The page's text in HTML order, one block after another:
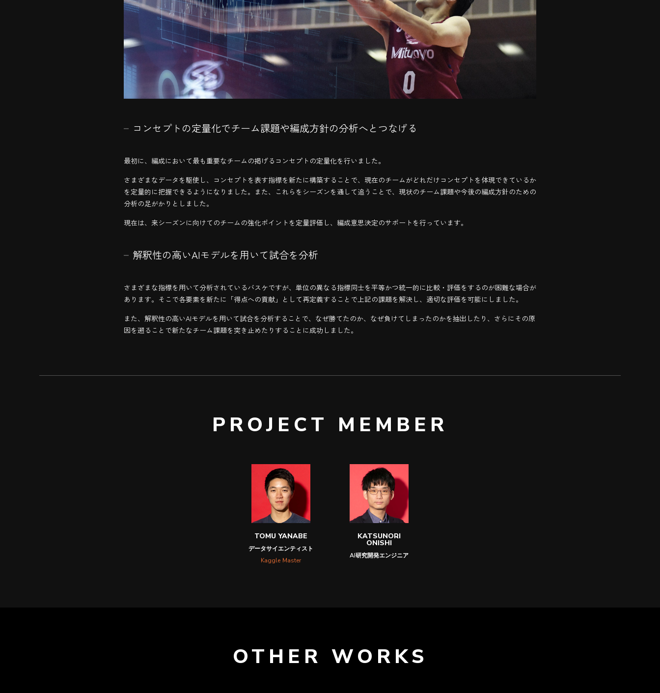
コンセプトの定量化でチーム課題や編成方針の分析へとつなげる
最初に、編成において最も重要なチームの掲げるコンセプトの定量化を行いました。
さまざまなデータを駆使し、コンセプトを表す指標を新たに構築することで、現在のチームがどれだけコンセプトを体現できているか
を定量的に把握できるようになりました。また、これらをシーズンを通して追うことで、現状のチーム課題や今後の編成方針のための
分析の足がかりとしました。
現在は、来シーズンに向けてのチームの強化ポイントを定量評価し、編成意思決定のサポートを行っています。
解釈性の高いAIモデルを用いて試合を分析
さまざまな指標を用いて分析されているバスケですが、単位の異なる指標同士を平等かつ統一的に比較・評価をするのが困難な場合が
あります。そこで各要素を新たに「得点への貢献」として再定義することで上記の課題を解決し、適切な評価を可能にしました。
また、解釈性の高いAIモデルを用いて試合を分析することで、なぜ勝てたのか、なぜ負けてしまったのかを抽出したり、さらにその原
因を遡ることで新たなチーム課題を突き止めたりすることに成功しました。
PROJECT MEMBER
TOMU YANABE
データサイエンティスト
Kaggle Master
KATSUNORI
ONISHI
AI研究開発エンジニア
OTHER WORKS